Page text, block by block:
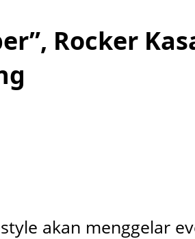
Rocker
akan menggelar